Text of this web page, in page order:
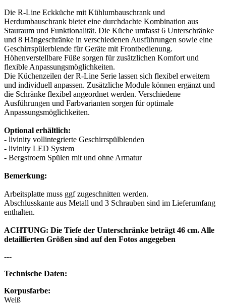
Die R-Line Eckküche mit Kühlumbauschrank und
Herdumbauschrank bietet eine durchdachte Kombination aus
Stauraum und Funktionalität. Die Küche umfasst 6 Unterschränke
und 8 Hängeschränke in verschiedenen Ausführungen sowie eine
Geschirrspülerblende für Geräte mit Frontbedienung.
Höhenverstellbare Füße sorgen für zusätzlichen Komfort und
flexible Anpassungsmöglichkeiten.
Die Küchenzeilen der R-Line Serie lassen sich flexibel erweitern
und individuell anpassen. Zusätzliche Module können ergänzt und
die Schränke flexibel angeordnet werden. Verschiedene
Ausführungen und Farbvarianten sorgen für optimale
Anpassungsmöglichkeiten.
Optional erhältlich:
- livinity vollintegrierte Geschirrspülblenden
- livinity LED System
- Bergstroem Spülen mit und ohne Armatur
Bemerkung:
Arbeitsplatte muss ggf zugeschnitten werden.
Abschlusskante aus Metall und 3 Schrauben sind im Lieferumfang
enthalten.
ACHTUNG: Die Tiefe der Unterschränke beträgt 46 cm. Alle
detaillierten Größen sind auf den Fotos angegeben
---
Technische Daten:
Korpusfarbe:
Weiß